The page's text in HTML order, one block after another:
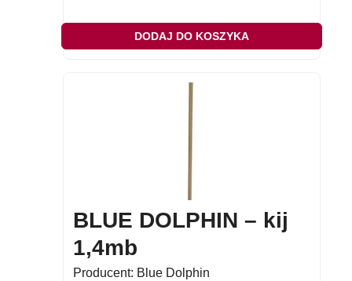
DODAJ DO KOSZYKA
BLUE DOLPHIN – kij
1,4mb
Producent: Blue Dolphin